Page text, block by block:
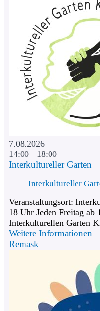
7.08.2026
14:00 - 18:00
Interkultureller Garten
Interkultureller
Veranstaltungsort:
18 Uhr Jeden Freitag
Interkulturellen Garten
Weitere Informationen
Remask